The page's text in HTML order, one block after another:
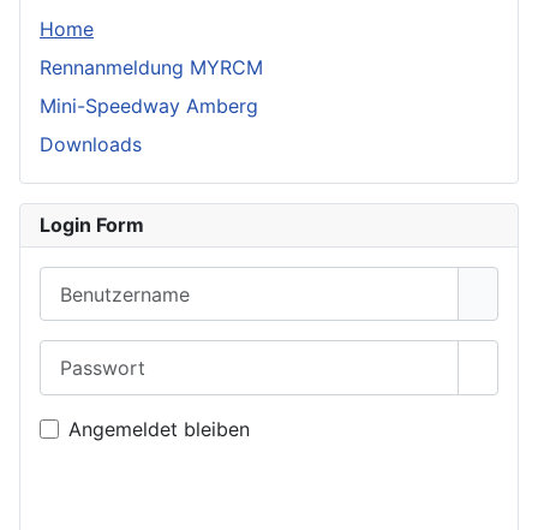
Home
Rennanmeldung MYRCM
Mini-Speedway Amberg
Downloads
Login Form
Angemeldet bleiben